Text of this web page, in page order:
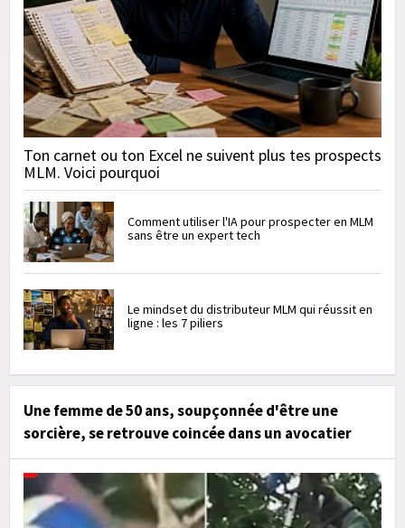
Ton carnet ou ton Excel ne suivent plus tes prospects
MLM. Voici pourquoi
Comment utiliser l'IA pour prospecter en MLM
sans être un expert tech
Le mindset du distributeur MLM qui réussit en
ligne : les 7 piliers
Une femme de 50 ans, soupçonnée d'être une
sorcière, se retrouve coincée dans un avocatier